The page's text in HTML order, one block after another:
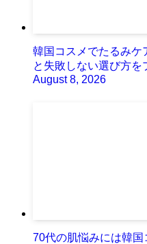
韓国コスメでたるみケ
と失敗しない選び方を
August 8, 2026
70代の肌悩みには韓